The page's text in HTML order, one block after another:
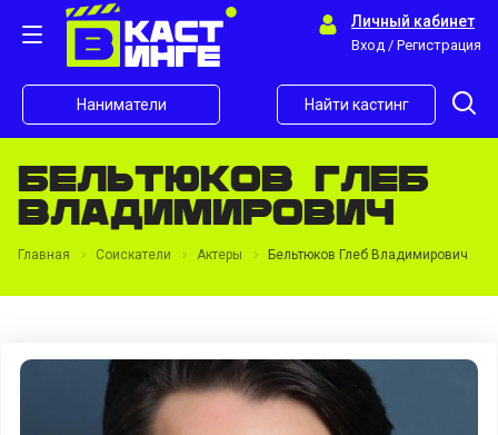
Личный кабинет
Вход / Регистрация
Наниматели Найти кастинг
Бельтюков Глеб
Владимирович
Главная Соискатели Актеры Бельтюков Глеб Владимирович